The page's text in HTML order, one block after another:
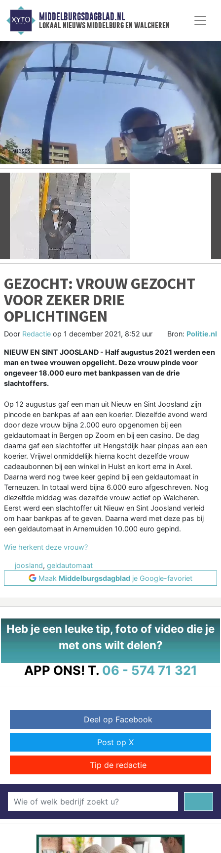
MIDDELBURGSDAGBLAD.NL
lokaal nieuws middelburg en walcheren
GEZOCHT: VROUW GEZOCHT
VOOR ZEKER DRIE
OPLICHTINGEN
Door Redactie op 1 december 2021, 8:52 uur Bron: Politie.nl
NIEUW EN SINT JOOSLAND - Half augustus 2021 werden een
man en twee vrouwen opgelicht. Deze vrouw pinde voor
ongeveer 18.000 euro met bankpassen van de drie
slachtoffers.
Op 12 augustus gaf een man uit Nieuw en Sint Joosland zijn
pincode en bankpas af aan een koerier. Diezelfde avond werd
door deze vrouw bijna 2.000 euro opgenomen bij een
geldautomaat in Bergen op Zoom en bij een casino. De dag
daarna gaf een slachtoffer uit Hengstdijk haar pinpas aan een
koerier. Vrijwel onmiddellijk hierna kocht dezelfde vrouw
cadeaubonnen bij een winkel in Hulst en kort erna in Axel.
Daarna werd nog twee keer gepind bij een geldautomaat in
Terneuzen. In totaal werd bijna 6.000 euro afgeschreven. Nog
diezelfde middag was dezelfde vrouw actief op Walcheren.
Eerst werd een slachtoffer uit Nieuw en Sint Joosland verleid
om haar bankpas af te geven. Daarna werd met deze pas bij
een geldautomaat in Arnemuiden 10.000 euro gepind.
Wie herkent deze vrouw?
joosland, geldautomaat
Maak Middelburgsdagblad je Google-favoriet
Heb je een leuke tip, foto of video die je
met ons wilt delen?
APP ONS! T. 06 - 574 71 321
Deel op Facebook
Post op X
Tip de redactie